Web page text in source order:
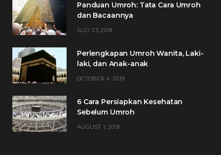
Panduan Umroh: Tata Cara Umroh
dan Bacaannya
JULY 23, 2019
Perlengkapan Umroh Wanita, Laki-
laki, dan Anak-anak
OCTOBER 4, 2019
6 Cara Persiapkan Kesehatan
Sebelum Umroh
AUGUST 1, 2019